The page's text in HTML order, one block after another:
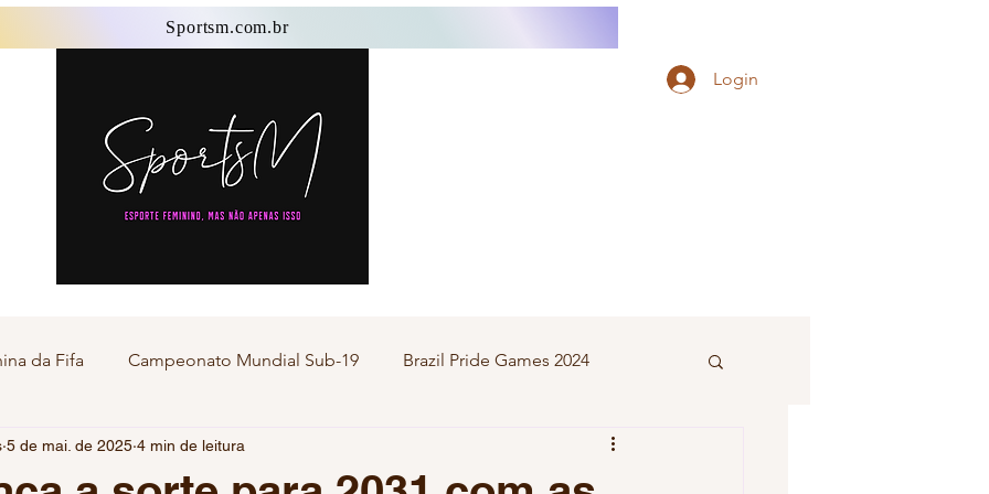
Sportsm.com.br
Sportsm.com.br
Login
da Fifa Campeonato Mundial Sub-19 Brazil Pride Games 2024
Esporte Master Esporte Transgênero
5 de mai. de 2025 4 min de leitura